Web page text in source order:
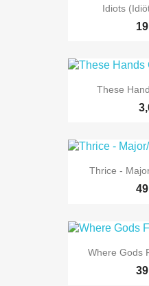
Idiots
These
Thrice -
Where Gods